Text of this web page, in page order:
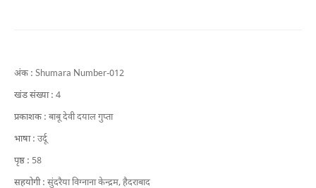
अंक : Shumara Number-012
खंड संख्या : 4
प्रकाशक : बाबू देवी दयाल गुप्ता
भाषा : उर्दू
पृष्ठ : 58
सहयोगी : सुंदरैया विग्नाना केन्द्रम, हैदराबाद